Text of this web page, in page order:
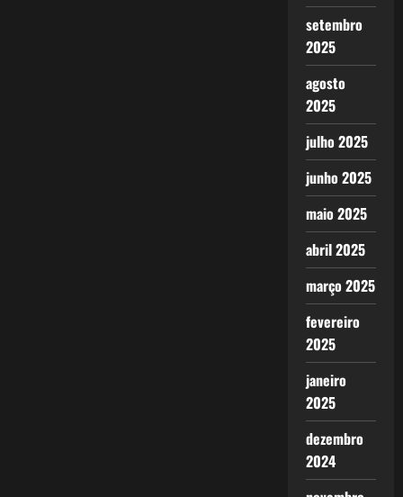
setembro
2025
agosto
2025
julho 2025
junho 2025
maio 2025
abril 2025
março 2025
fevereiro
2025
janeiro
2025
dezembro
2024